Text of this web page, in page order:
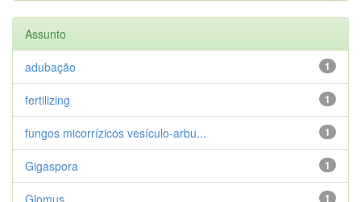
Assunto
1
adubação
1
fertilizing
1
fungos micorrízicos vesículo-arbu...
1
Gigaspora
1
Glomus